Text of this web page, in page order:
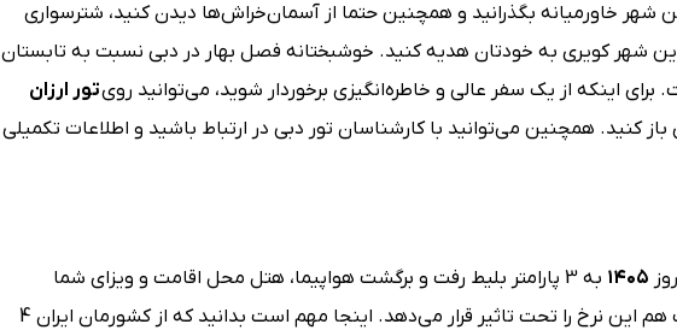
شهر خاورمیانه بگذرانید و همچنین حتما از آسمان‌خراش‌ها دیدن کنید، شترسواری
این شهر کویری به خودتان هدیه کنید. خوشبختانه فصل بهار در دبی نسبت به تابستان
اینکه از یک سفر عالی و خاطره‌انگیزی برخوردار شوید، می‌توانید رویتور ارزان
کنید. همچنین می‌توانید با کارشناسان تور دبی در ارتباط باشید و اطلاعات تکمیلی
۱۴۰۵
به 3 پارامتر بلیط رفت و برگشت هواپیما، هتل محل اقامت و ویزای شما
بستگی دارد؛ خوب البته فصل سفر و تعداد روزهای اقامت هم این نرخ را تحت تاثیر قرار می‌دهد. اینجا مهم است بدانید که از کشورمان ایران 4